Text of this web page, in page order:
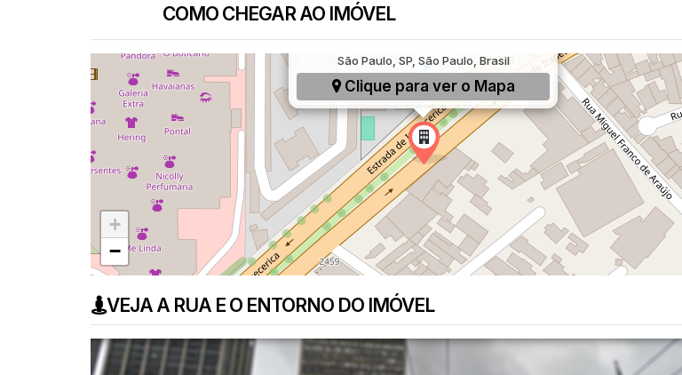
COMO CHEGAR AO IMÓVEL
Rua Nuno Roland, 2367, Jardim Germânia,
São Paulo, SP, São Paulo, Brasil
Clique para ver o Mapa
+
−
VEJA A RUA E O ENTORNO DO IMÓVEL